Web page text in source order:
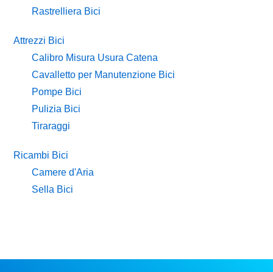
Rastrelliera Bici
Attrezzi Bici
Calibro Misura Usura Catena
Cavalletto per Manutenzione Bici
Pompe Bici
Pulizia Bici
Tiraraggi
Ricambi Bici
Camere d'Aria
Sella Bici